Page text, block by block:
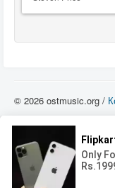
© 2026 ostmusic.org /
можете использовать
использование
вы должны приобрести